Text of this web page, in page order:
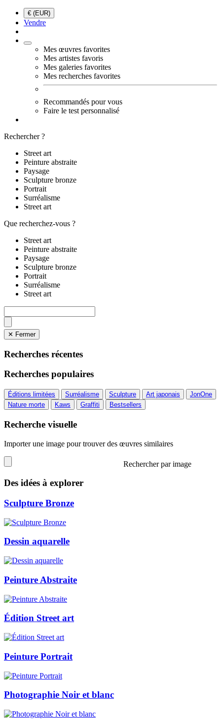
€ (EUR)
Vendre
Mes œuvres favorites
Mes artistes favoris
Mes galeries favorites
Mes recherches favorites
Recommandés pour vous
Faire le test personnalisé
Rechercher ?
Street art
Peinture abstraite
Paysage
Sculpture bronze
Portrait
Surréalisme
Street art
Que recherchez-vous ?
Street art
Peinture abstraite
Paysage
Sculpture bronze
Portrait
Surréalisme
Street art
✕ Fermer
Recherches récentes
Recherches populaires
Éditions limitées Surréalisme Sculpture Art japonais
JonOne
Nature morte
Kaws Graffiti Bestsellers
Recherche visuelle
Importer une image pour trouver des œuvres similaires
Rechercher par image
Des idées à explorer
Sculpture Bronze
Dessin aquarelle
Peinture Abstraite
Édition Street art
Peinture Portrait
Photographie Noir et blanc